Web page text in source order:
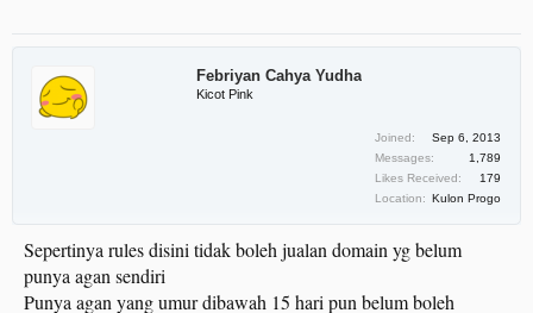
Febriyan Cahya Yudha
Kicot Pink
Joined:
Sep 6, 2013
Messages:
1,789
Likes Received:
179
Location: Kulon Progo
Sepertinya rules disini tidak boleh jualan domain yg belum
punya agan sendiri
Punya agan yang umur dibawah 15 hari pun belum boleh